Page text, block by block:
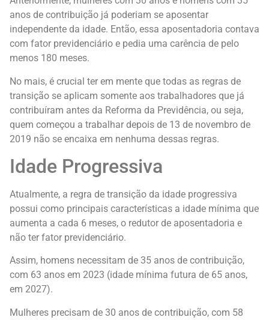
anos de contribuição já poderiam se aposentar
independente da idade. Então, essa aposentadoria contava
com fator previdenciário e pedia uma carência de pelo
menos 180 meses.
No mais, é crucial ter em mente que todas as regras de
transição se aplicam somente aos trabalhadores que já
contribuíram antes da Reforma da Previdência, ou seja,
quem começou a trabalhar depois de 13 de novembro de
2019 não se encaixa em nenhuma dessas regras.
Idade Progressiva
Atualmente, a regra de transição da idade progressiva
possui como principais características a idade mínima que
aumenta a cada 6 meses, o redutor de aposentadoria e
não ter fator previdenciário.
Assim, homens necessitam de 35 anos de contribuição,
com 63 anos em 2023 (idade mínima futura de 65 anos,
em 2027).
Mulheres precisam de 30 anos de contribuição, com 58